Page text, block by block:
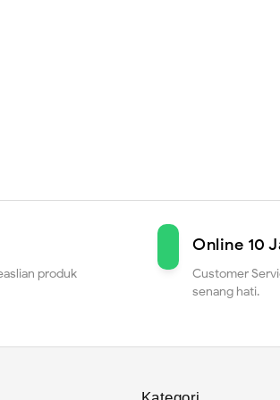
produk
Online 10
Customer
senang hati.